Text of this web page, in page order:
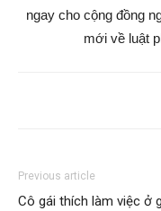
ngay cho cộng đồng
mới về luật
Previous article
Cô gái thích làm việc ở